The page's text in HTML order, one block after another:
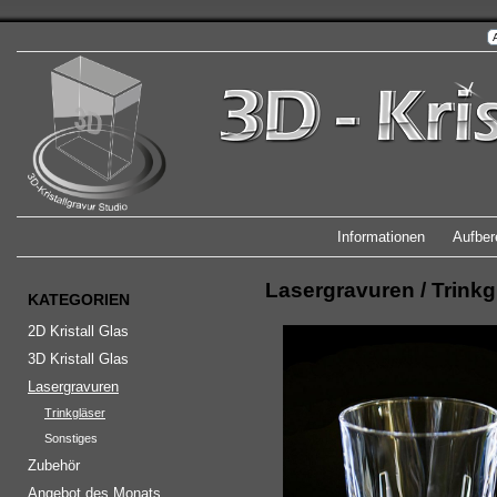
Informationen
KATEGORIEN
2D Kristall Glas
3D Kristall Glas
Lasergravuren
Trinkgläser
Sonstiges
Zubehör
Angebot des Monats
Lasergravuren /